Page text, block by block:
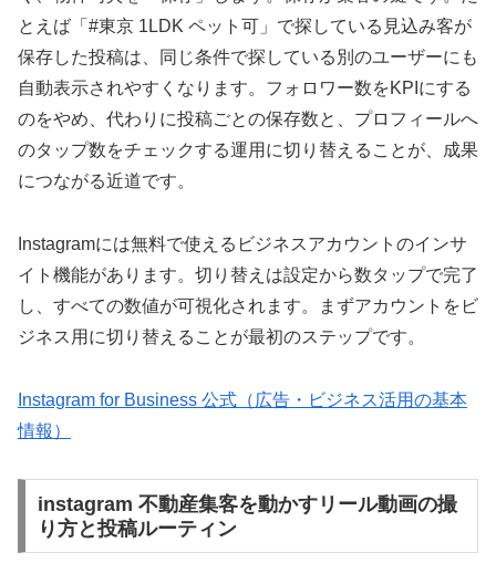
とえば「#東京 1LDK ペット可」で探している見込み客が
保存した投稿は、同じ条件で探している別のユーザーにも
自動表示されやすくなります。フォロワー数をKPIにする
のをやめ、代わりに投稿ごとの保存数と、プロフィールへ
のタップ数をチェックする運用に切り替えることが、成果
につながる近道です。
Instagramには無料で使えるビジネスアカウントのインサ
イト機能があります。切り替えは設定から数タップで完了
し、すべての数値が可視化されます。まずアカウントをビ
ジネス用に切り替えることが最初のステップです。
Instagram for Business 公式（広告・ビジネス活用の基本
情報）
instagram 不動産集客を動かすリール動画の撮
り方と投稿ルーティン